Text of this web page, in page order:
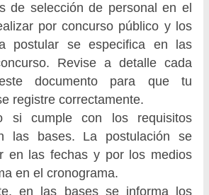
de selección de personal en el
por concurso público y los
postular se especifica en las
Revise a detalle cada
documento para que tu
registre correctamente.
si cumple con los requisitos
las bases. La postulación se
en las fechas y por los medios
en el cronograma.
en las bases se informa los